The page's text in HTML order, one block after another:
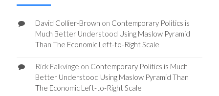
David Collier-Brown on Contemporary Politics is
Much Better Understood Using Maslow Pyramid
Than The Economic Left-to-Right Scale
Rick Falkvinge on Contemporary Politics is Much
Better Understood Using Maslow Pyramid Than
The Economic Left-to-Right Scale